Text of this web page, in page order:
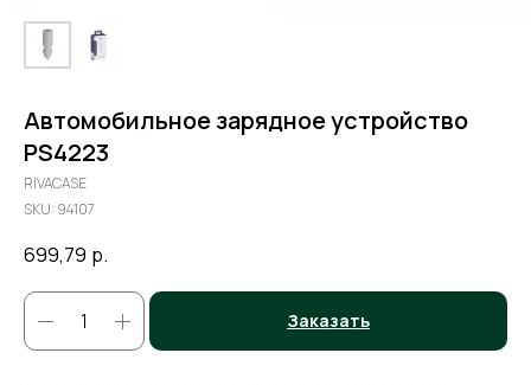
Автомобильное зарядное устройство
PS4223
RIVACASE
SKU: 94107
699,79 р.
Заказать